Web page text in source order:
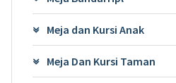
Meja dan Kursi Anak
Meja Dan Kursi Taman